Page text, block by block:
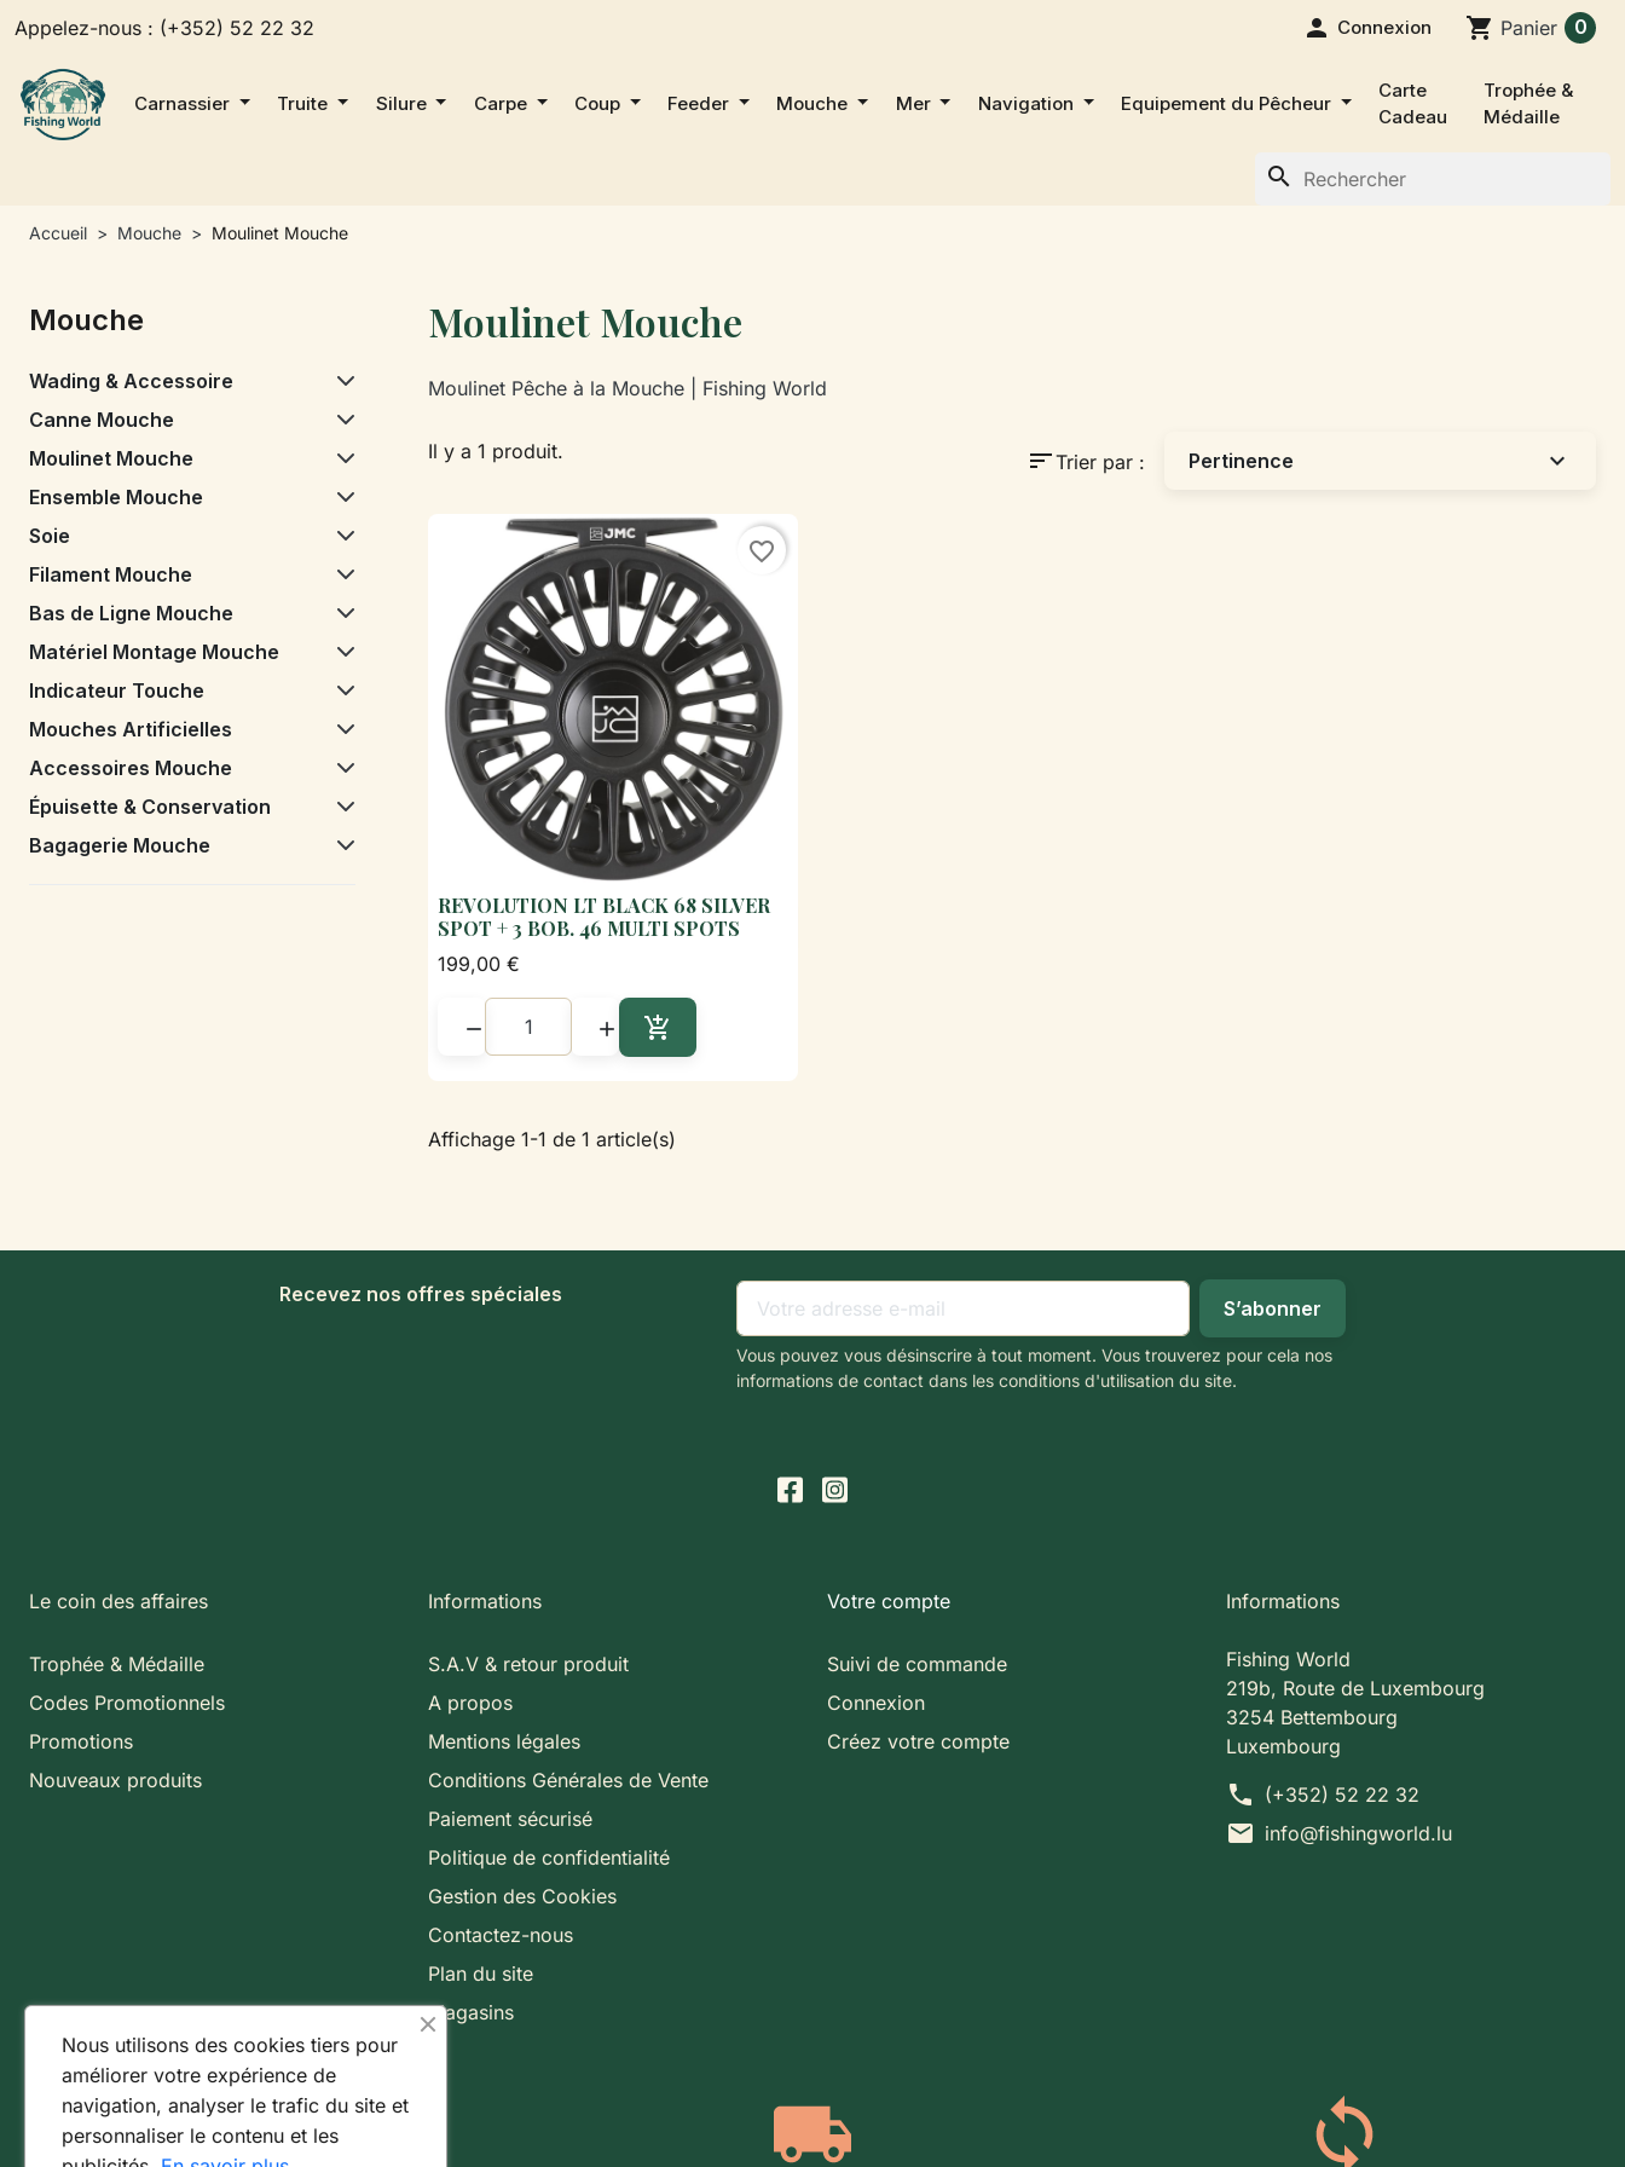
Appelez-nous : (+352) 52 22 32  Connexion shopping_cart Panier 0
Carnassier Truite Silure Carpe Coup Feeder Mouche Mer Navigation Equipement du Pêcheur
Carte
Cadeau
Trophée &
Médaille
search
Accueil Mouche Moulinet Mouche
Mouche
Wading & Accessoire
Canne Mouche
Moulinet Mouche
Ensemble Mouche
Soie
Filament Mouche
Bas de Ligne Mouche
Matériel Montage Mouche
Indicateur Touche
Mouches Artificielles
Accessoires Mouche
Épuisette & Conservation
Bagagerie Mouche
Moulinet Mouche
Moulinet Pêche à la Mouche | Fishing World
Il y a 1 produit. sortTrier par : Pertinence expand_more
favorite_border
 Aperçu rapide
REVOLUTION LT BLACK 68 SILVER
SPOT + 3 BOB. 46 MULTI SPOTS
199,00 €
  
Ajouter au panier
Affichage 1-1 de 1 article(s)
Recevez nos offres spéciales
Vous pouvez vous désinscrire à tout moment. Vous trouverez pour cela nos
informations de contact dans les conditions d'utilisation du site.
Le coin des affaires
Trophée & Médaille
Codes Promotionnels
Promotions
Nouveaux produits
Informations
S.A.V & retour produit
A propos
Mentions légales
Conditions Générales de Vente
Paiement sécurisé
Politique de confidentialité
Gestion des Cookies
Contactez-nous
Plan du site
Magasins
Votre compte
Suivi de commande
Connexion
Créez votre compte
Informations
Fishing World
219b, Route de Luxembourg
3254 Bettembourg
Luxembourg
phone (+352) 52 22 32
mail info@fishingworld.lu
Nous utilisons des cookies tiers pour
améliorer votre expérience de
navigation, analyser le trafic du site et
personnaliser le contenu et les